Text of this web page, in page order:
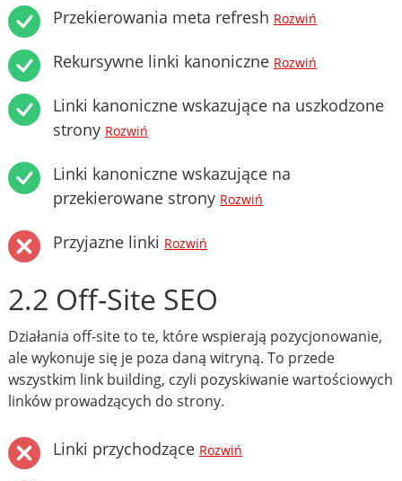
Przekierowania meta refresh Rozwiń
Rekursywne linki kanoniczne Rozwiń
Linki kanoniczne wskazujące na uszkodzone
strony Rozwiń
Linki kanoniczne wskazujące na
przekierowane strony Rozwiń
Przyjazne linki Rozwiń
2.2 Off-Site SEO
Działania off-site to te, które wspierają pozycjonowanie,
ale wykonuje się je poza daną witryną. To przede
wszystkim link building, czyli pozyskiwanie wartościowych
linków prowadzących do strony.
Linki przychodzące Rozwiń